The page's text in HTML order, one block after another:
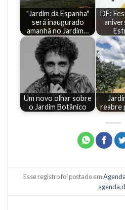
"Jardim da Espanha"
será inaugurado
amanhã no Jardim…
DF:
Um novo olhar sobre
o Jardim Botânico
reabre
Esse registro foi postado emAgenda
agenda,